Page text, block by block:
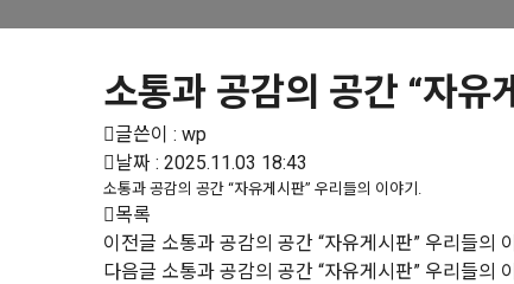
소통과 공감의 공간 “자유
글쓴이 : wp
날짜 : 2025.11.03 18:43
소통과 공감의 공간 “자유게시판” 우리들의 이야기.
목록
이전글 소통과 공감의 공간 “자유게시판” 우리들의
다음글 소통과 공감의 공간 “자유게시판” 우리들의